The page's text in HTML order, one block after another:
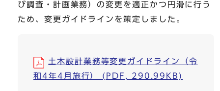
び調査・計画業務）の変更を適正かつ円滑に行う
ため、変更ガイドラインを策定しました。
土木設計業務等変更ガイドライン（令
和4年4月施行） (PDF, 290.99KB)